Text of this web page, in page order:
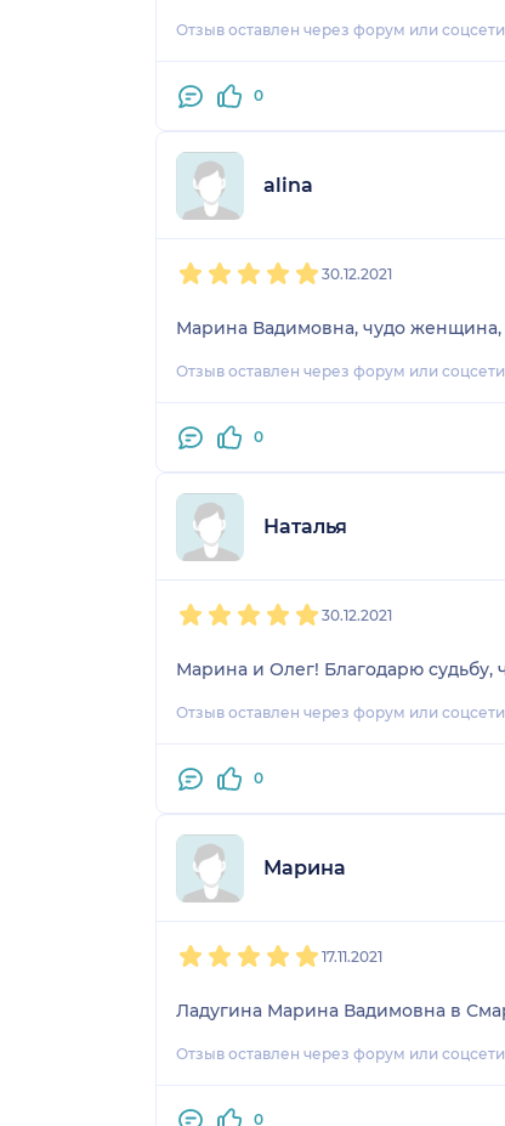
Отзыв оставлен через форум или соцсети
0
alina
30.12.2021
Марина Вадимовна, чудо женщина,
Отзыв оставлен через форум или соцсети
0
Наталья
30.12.2021
Марина и Олег! Благодарю судьбу,
Отзыв оставлен через форум или соцсети
0
Марина
17.11.2021
Ладугина Марина Вадимовна в
Отзыв оставлен через форум или соцсети
0